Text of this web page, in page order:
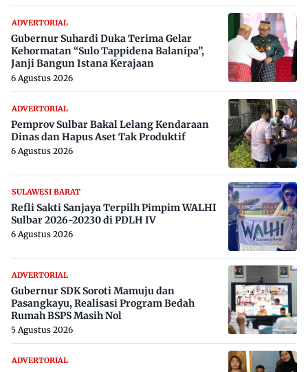
ADVERTORIAL
Gubernur Suhardi Duka Terima Gelar
Kehormatan “Sulo Tappidena Balanipa”,
Janji Bangun Istana Kerajaan
6 Agustus 2026
ADVERTORIAL
Pemprov Sulbar Bakal Lelang Kendaraan
Dinas dan Hapus Aset Tak Produktif
6 Agustus 2026
SULAWESI BARAT
Refli Sakti Sanjaya Terpilh Pimpim WALHI
Sulbar 2026-20230 di PDLH IV
6 Agustus 2026
ADVERTORIAL
Gubernur SDK Soroti Mamuju dan
Pasangkayu, Realisasi Program Bedah
Rumah BSPS Masih Nol
5 Agustus 2026
ADVERTORIAL